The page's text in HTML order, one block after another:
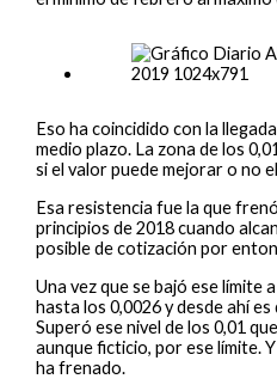
Eso ha coincidido con la
medio plazo. La zona de los
si el valor puede mejorar o no
Esa resistencia fue la que
principios de 2018 cuando
posible de cotización por
Una vez que se bajó ese límite
hasta los 0,0026 y desde ahí
Superó ese nivel de los 0,01
aunque ficticio, por ese límite.
ha frenado.